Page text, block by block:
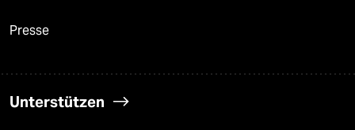
Presse
Unterstützen